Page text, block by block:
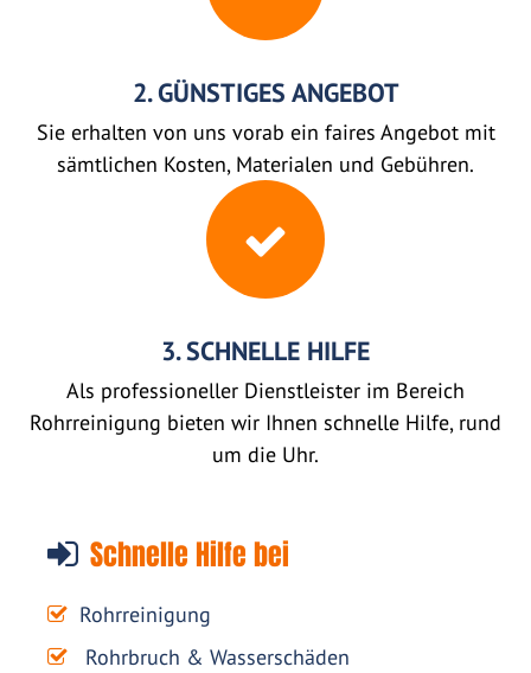
2. GÜNSTIGES ANGEBOT
Sie erhalten von uns vorab ein faires Angebot mit
sämtlichen Kosten, Materialen und Gebühren.
3. SCHNELLE HILFE
Als professioneller Dienstleister im Bereich
Rohrreinigung bieten wir Ihnen schnelle Hilfe, rund
um die Uhr.
Schnelle Hilfe bei
Rohrreinigung
Rohrbruch & Wasserschäden